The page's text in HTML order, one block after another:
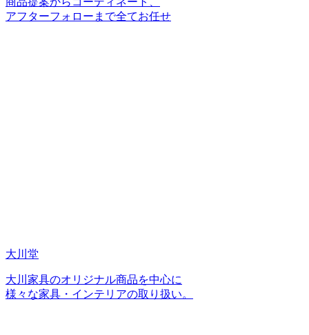
アフターフォローまで全てお任せ
大川堂
大川家具のオリジナル商品を中心に
様々な家具・インテリアの取り扱い。